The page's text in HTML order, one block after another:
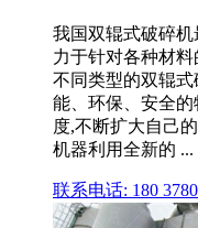
我国双辊式破碎
力于针对各种材
不同类型的双辊
能、环保、安全
度,不断扩大自己
机器利用全新的 ...
联系电话: 180 3780